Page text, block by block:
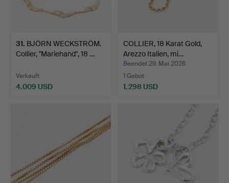
31. BJÖRN WECKSTRÖM.
Collier, "Mariehand", 18 …
Verkauft
4.009 USD
COLLIER, 18 Karat Gold,
Arezzo Italien, mi…
Beendet 29. Mai 2026
1 Gebot
1.298 USD